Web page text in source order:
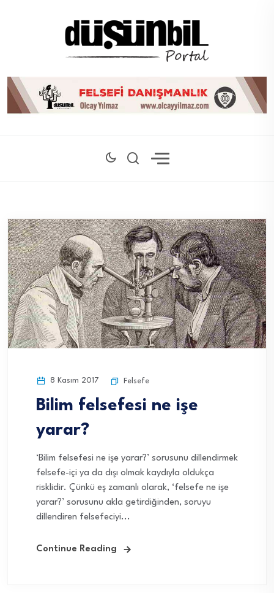
8 Kasım 2017 Felsefe
Bilim felsefesi ne işe
yarar?
‘Bilim felsefesi ne işe yarar?’ sorusunu dillendirmek
felsefe-içi ya da dışı olmak kaydıyla oldukça
risklidir. Çünkü eş zamanlı olarak, ‘felsefe ne işe
yarar?’ sorusunu akla getirdiğinden, soruyu
dillendiren felsefeciyi...
Continue Reading